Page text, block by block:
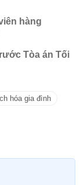
hàng
Tòa án Tối
hóa gia đình